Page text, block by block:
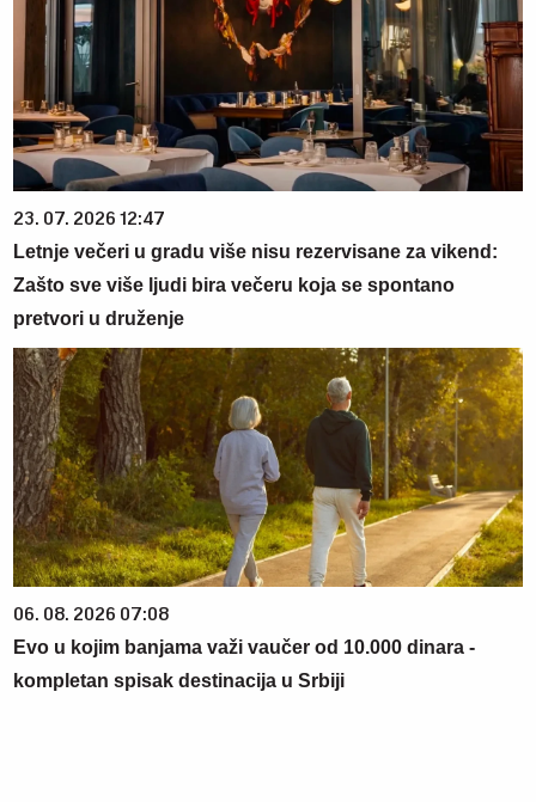
23. 07. 2026 12:47
Letnje večeri u gradu više nisu rezervisane za vikend:
Zašto sve više ljudi bira večeru koja se spontano
pretvori u druženje
06. 08. 2026 07:08
Evo u kojim banjama važi vaučer od 10.000 dinara -
kompletan spisak destinacija u Srbiji